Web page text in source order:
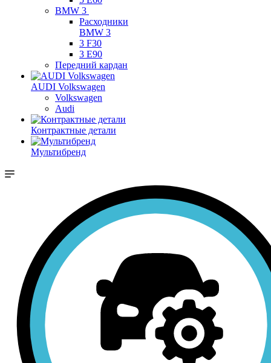
BMW 3
Расходники
BMW 3
3 F30
3 E90
Передний кардан
AUDI Volkswagen
Volkswagen
Audi
Контрактные детали
Мультибренд